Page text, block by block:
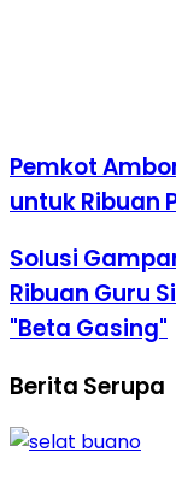
Pemkot
untuk Ribuan
Solusi
Ribuan Guru
"Beta Gasing"
Berita Serupa